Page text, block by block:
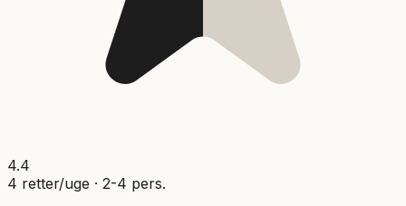
4.4
4 retter/uge · 2-4 pers.